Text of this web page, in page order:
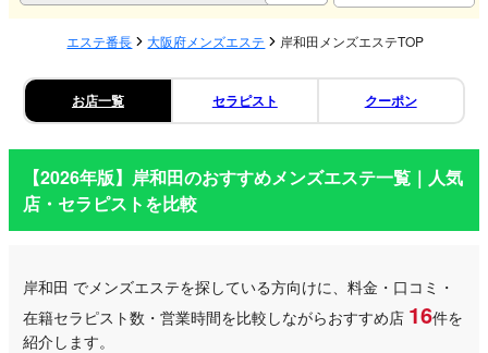
エステ番長 大阪府メンズエステ 岸和田メンズエステTOP
お店一覧 セラピスト クーポン
【2026年版】 岸和田のおすすめメンズエステ一覧｜人気
店・セラピストを比較
岸和田 でメンズエステを探している方向けに、料金・口コミ・
在籍セラピスト数・営業時間を比較しながらおすすめ店 16件を
紹介します。